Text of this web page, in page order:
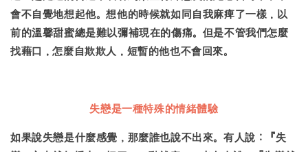
會不自覺地想起他。想他的時候就如同自我麻痺了一樣，以
前的溫馨甜蜜總是難以彌補現在的傷痛。但是不管我們怎麼
找藉口，怎麼自欺欺人，短暫的他也不會回來。
失戀是一種特殊的情緒體驗
如果說失戀是什麼感覺，那麼誰也說不出來。 有人說：『失